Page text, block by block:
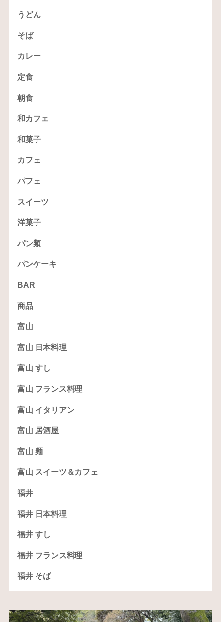
うどん
そば
カレー
定食
朝食
和カフェ
和菓子
カフェ
パフェ
スイーツ
洋菓子
パン類
パンケーキ
BAR
商品
富山
富山 日本料理
富山 すし
富山 フランス料理
富山 イタリアン
富山 居酒屋
富山 麺
富山 スイーツ＆カフェ
福井
福井 日本料理
福井 すし
福井 フランス料理
福井 そば